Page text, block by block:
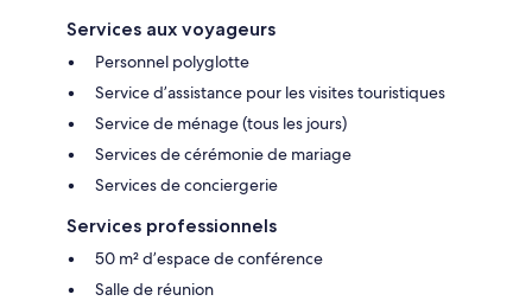
Services aux voyageurs
Personnel polyglotte
Service d’assistance pour les visites touristiques
Service de ménage (tous les jours)
Services de cérémonie de mariage
Services de conciergerie
Services professionnels
50 m² d’espace de conférence
Salle de réunion